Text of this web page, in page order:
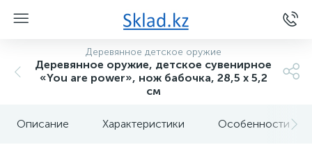
Деревянное детское оружие
Деревянное оружие, детское сувенирное
«You are power», нож бабочка, 28,5 х 5,2
см
Описание Характеристики Особенности